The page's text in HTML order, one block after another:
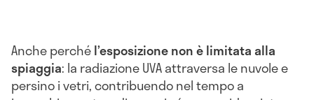
Anche perchél’esposizione non è limitata alla
spiaggia: la radiazione UVA attraversa le nuvole e
persino i vetri, contribuendo nel tempo a